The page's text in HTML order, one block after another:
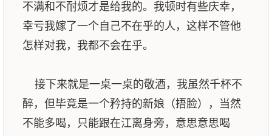
不满和不耐烦才是给我的。我顿时有些庆幸，
幸亏我嫁了一个自己不在乎的人，这样不管他
怎样对我，我都不会在乎。
接下来就是一桌一桌的敬酒，我虽然千杯不
醉，但毕竟是一个矜持的新娘（捂脸），当然
不能多喝，只能跟在江离身旁，意思意思喝